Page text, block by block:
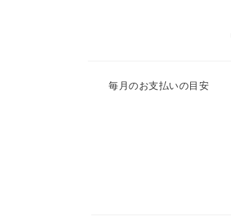
毎月のお支払いの目安